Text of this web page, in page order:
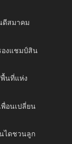
ดีสมาคม
องแชมป์สิน
นที่แห่ง
พื่อนเปลี่ยน
ไดชวนลูก